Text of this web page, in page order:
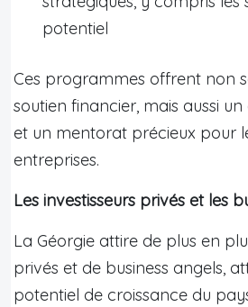
potentiel
Ces programmes offrent non
soutien financier, mais aussi
et un mentorat précieux pour
entreprises.
Les investisseurs privés et les
La Géorgie attire de plus en
privés et de business angels,
potentiel de croissance du